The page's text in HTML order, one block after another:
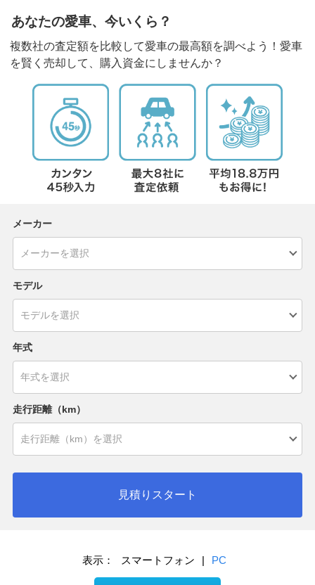
あなたの愛車、今いくら？
複数社の査定額を比較して愛車の最高額を調べよう！愛車
を賢く売却して、購入資金にしませんか？
メーカー
モデル
年式
走行距離（km）
見積りスタート
表示： スマートフォン | PC